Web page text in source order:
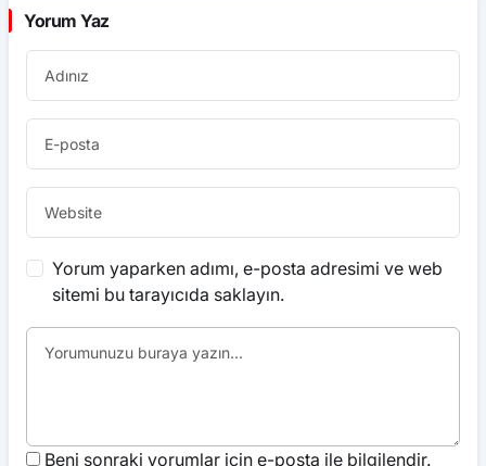
Yorum Yaz
Yorum yaparken adımı, e-posta adresimi ve web
sitemi bu tarayıcıda saklayın.
Beni sonraki yorumlar için e-posta ile bilgilendir.